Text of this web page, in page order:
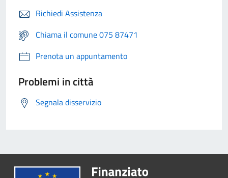
Richiedi Assistenza
Chiama il comune 075 87471
Prenota un appuntamento
Problemi in città
Segnala disservizio